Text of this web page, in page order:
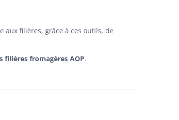
aux filières, grâce à ces outils, de
filières fromagères AOP.